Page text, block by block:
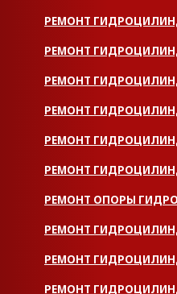
РЕМОНТ
РЕМОНТ
РЕМОНТ
РЕМОНТ
РЕМОНТ
РЕМОНТ
РЕМОНТ ОПОРЫ
РЕМОНТ
РЕМОНТ
РЕМОНТ